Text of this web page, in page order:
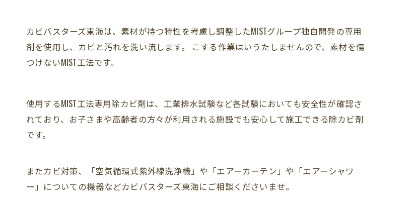
カビバスターズ東海は、素材が持つ特性を考慮し調整したMISTグループ独自開発の専用
剤を使用し、カビと汚れを洗い流します。 こする作業はいうたしませんので、素材を傷
つけないMIST工法です。
使用するMIST工法専用除カビ剤は、工業排水試験など各試験においても安全性が確認さ
れており、お子さまや高齢者の方々が利用される施設でも安心して施工できる除カビ剤
です。
またカビ対策、「空気循環式紫外線洗浄機」や「エアーカーテン」や「エアーシャワ
ー」についての機器などカビバスターズ東海にご相談くださいませ。